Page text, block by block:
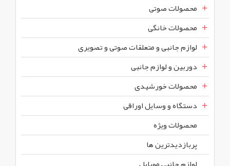
محصولات صوتی
محصولات خانگی
لوازم جانبی و متعلقات صوتی و تصویری
دوربین و لوازم جانبی
محصولات خورشیدی
دستگاه و وسایل اوراقی
محصولات ويژه
پربازديدترين ها